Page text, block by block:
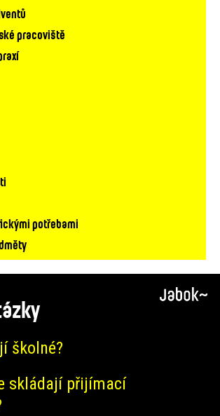
pracoviště
potřebami
školné?
skládají přijímací